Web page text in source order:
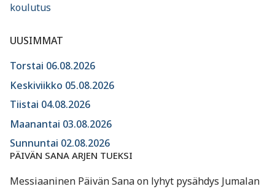
koulutus
UUSIMMAT
Torstai 06.08.2026
Keskiviikko 05.08.2026
Tiistai 04.08.2026
Maanantai 03.08.2026
Sunnuntai 02.08.2026
PÄIVÄN SANA ARJEN TUEKSI
Messiaaninen Päivän Sana on lyhyt pysähdys Jumalan